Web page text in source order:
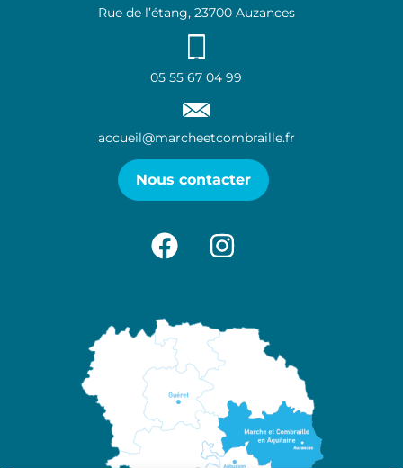
Rue de l’étang, 23700 Auzances
05 55 67 04 99
accueil@marcheetcombraille.fr
Nous contacter